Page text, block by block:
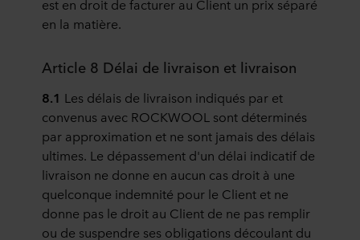
est en droit de facturer au Client un prix séparé
en la matière.
Article 8 Délai de livraison et livraison
8.1 Les délais de livraison indiqués par et
convenus avec ROCKWOOL sont déterminés
par approximation et ne sont jamais des délais
ultimes. Le dépassement d'un délai indicatif de
livraison ne donne en aucun cas droit à une
quelconque indemnité pour le Client et ne
donne pas le droit au Client de ne pas remplir
ou de suspendre ses obligations découlant du